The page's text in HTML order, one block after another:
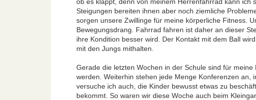
Steigungen bereiten ihnen aber noch ziemliche
sorgen unsere Zwillinge für meine körperliche Fitness.
Bewegungsdrang. Fahrrad fahren ist daher an dieser
ihre Kondition besser wird. Der Kontakt mit dem Ball
mit den Jungs mithalten.
Gerade die letzten Wochen in der Schule sind für
werden. Weiterhin stehen jede Menge Konferenzen
versuche ich auch, die Kinder bewusst etwas zu
bekommt. So waren wir diese Woche auch beim